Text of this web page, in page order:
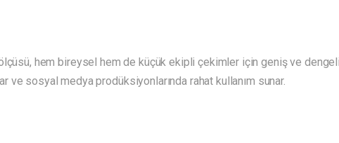
hem bireysel hem de küçük ekipli çekimler için geniş ve dengeli
ve sosyal medya prodüksiyonlarında rahat kullanım sunar.